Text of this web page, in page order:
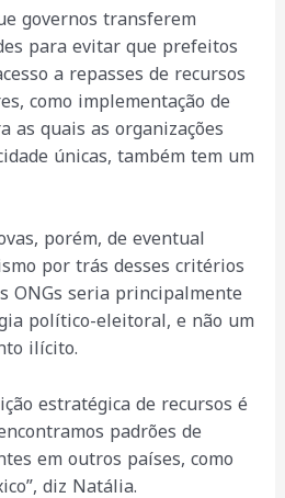
governos transferem
para evitar que prefeitos
a repasses de recursos
como implementação de
as quais as organizações
únicas, também tem um
porém, de eventual
por trás desses critérios
ONGs seria principalmente
político-eleitoral, e não um
ilícito.
estratégica de recursos é
padrões de
em outros países, como
diz Natália.